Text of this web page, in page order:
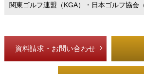
関東ゴルフ連盟（KGA）・日本ゴルフ協会
資料請求・お問い合わせ